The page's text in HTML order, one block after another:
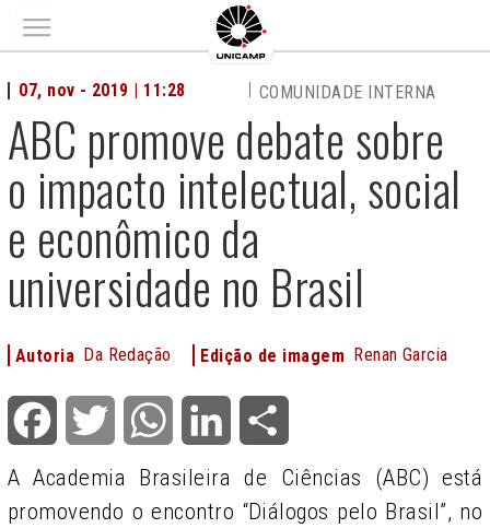
Main menu
ABC promove debate sobre
o impacto intelectual, social
e econômico da
universidade no Brasil
07, nov - 2019 | 11:28 COMUNIDADE INTERNA
Autoria Da Redação Edição de imagem Renan Garcia
Facebook Twitter WhatsApp LinkedIn
A Academia Brasileira de Ciências (ABC) está
promovendo o encontro “Diálogos pelo Brasil”, no